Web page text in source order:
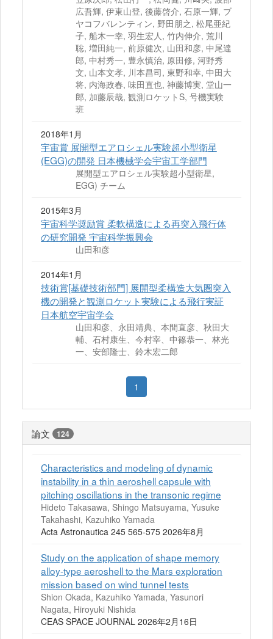
広吾輝, 伊東山登, 後藤啓介, 石原一輝, ブ
ヤコフバレンティン, 野田朋之, 松尾亜紀
子, 船木一幸, 羽生宏人, 竹内伸介, 荒川
聡, 増田純一, 前原健次, 山田和彦, 中尾達
郎, 中村秀一, 豊永慎治, 原田修, 河野秀
文, 山本文孝, 川本昌司, 東野和幸, 中田大
将, 内海政春, 味田直也, 神藤博実, 堂山一
郎, 加藤辰哉, 観測ロケットS, 号機実験
班
2018年1月
宇宙賞 展開型エアロシェル実験超小型衛星
(EGG)の開発 日本機械学会宇宙工学部門
展開型エアロシェル実験超小型衛星,
EGG) チーム
2015年3月
宇宙科学奨励賞 柔軟構造による再突入飛行体
の研究開発 宇宙科学振興会
山田和彦
2014年1月
技術賞[基礎技術部門] 展開型柔構造大気圏突入
機の開発と観測ロケット実験による飛行実証
日本航空宇宙学会
山田和彦、永田靖典、本間直彦、秋田大
輔、石村康生、今村宰、中篠恭一、林光
一、安部隆士、鈴木宏二郎
1
論文 124
Characteristics and modeling of dynamic
instability in a thin aeroshell capsule with
pitching oscillations in the transonic regime
Hideto Takasawa, Shingo Matsuyama, Yusuke
Takahashi, Kazuhiko Yamada
Acta Astronautica 245 565-575 2026年8月
Study on the application of shape memory
alloy-type aeroshell to the Mars exploration
mission based on wind tunnel tests
Shion Okada, Kazuhiko Yamada, Yasunori
Nagata, Hiroyuki Nishida
CEAS SPACE JOURNAL 2026年2月16日